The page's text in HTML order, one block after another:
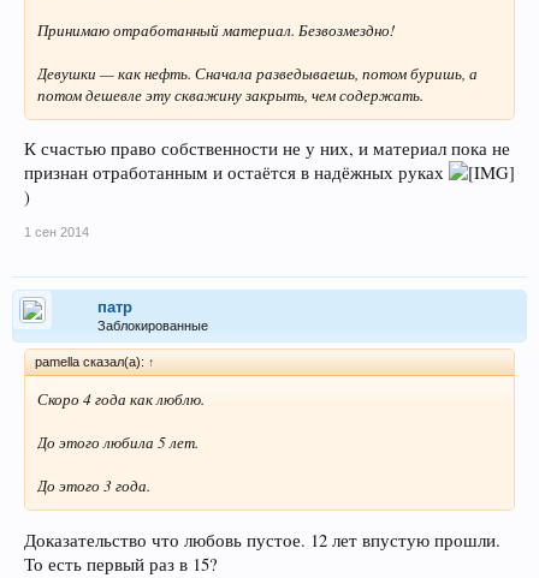
Принимаю отработанный материал. Безвозмездно!
Девушки — как нефть. Сначала разведываешь, потом буришь, а
потом дешевле эту скважину закрыть, чем содержать.
К счастью право собственности не у них, и материал пока не
признан отработанным и остаётся в надёжных руках
)
1 сен 2014
патр
Заблокированные
pamella сказал(а): ↑
Скоро 4 года как люблю.
До этого любила 5 лет.
До этого 3 года.
Доказательство что любовь пустое. 12 лет впустую прошли.
То есть первый раз в 15?